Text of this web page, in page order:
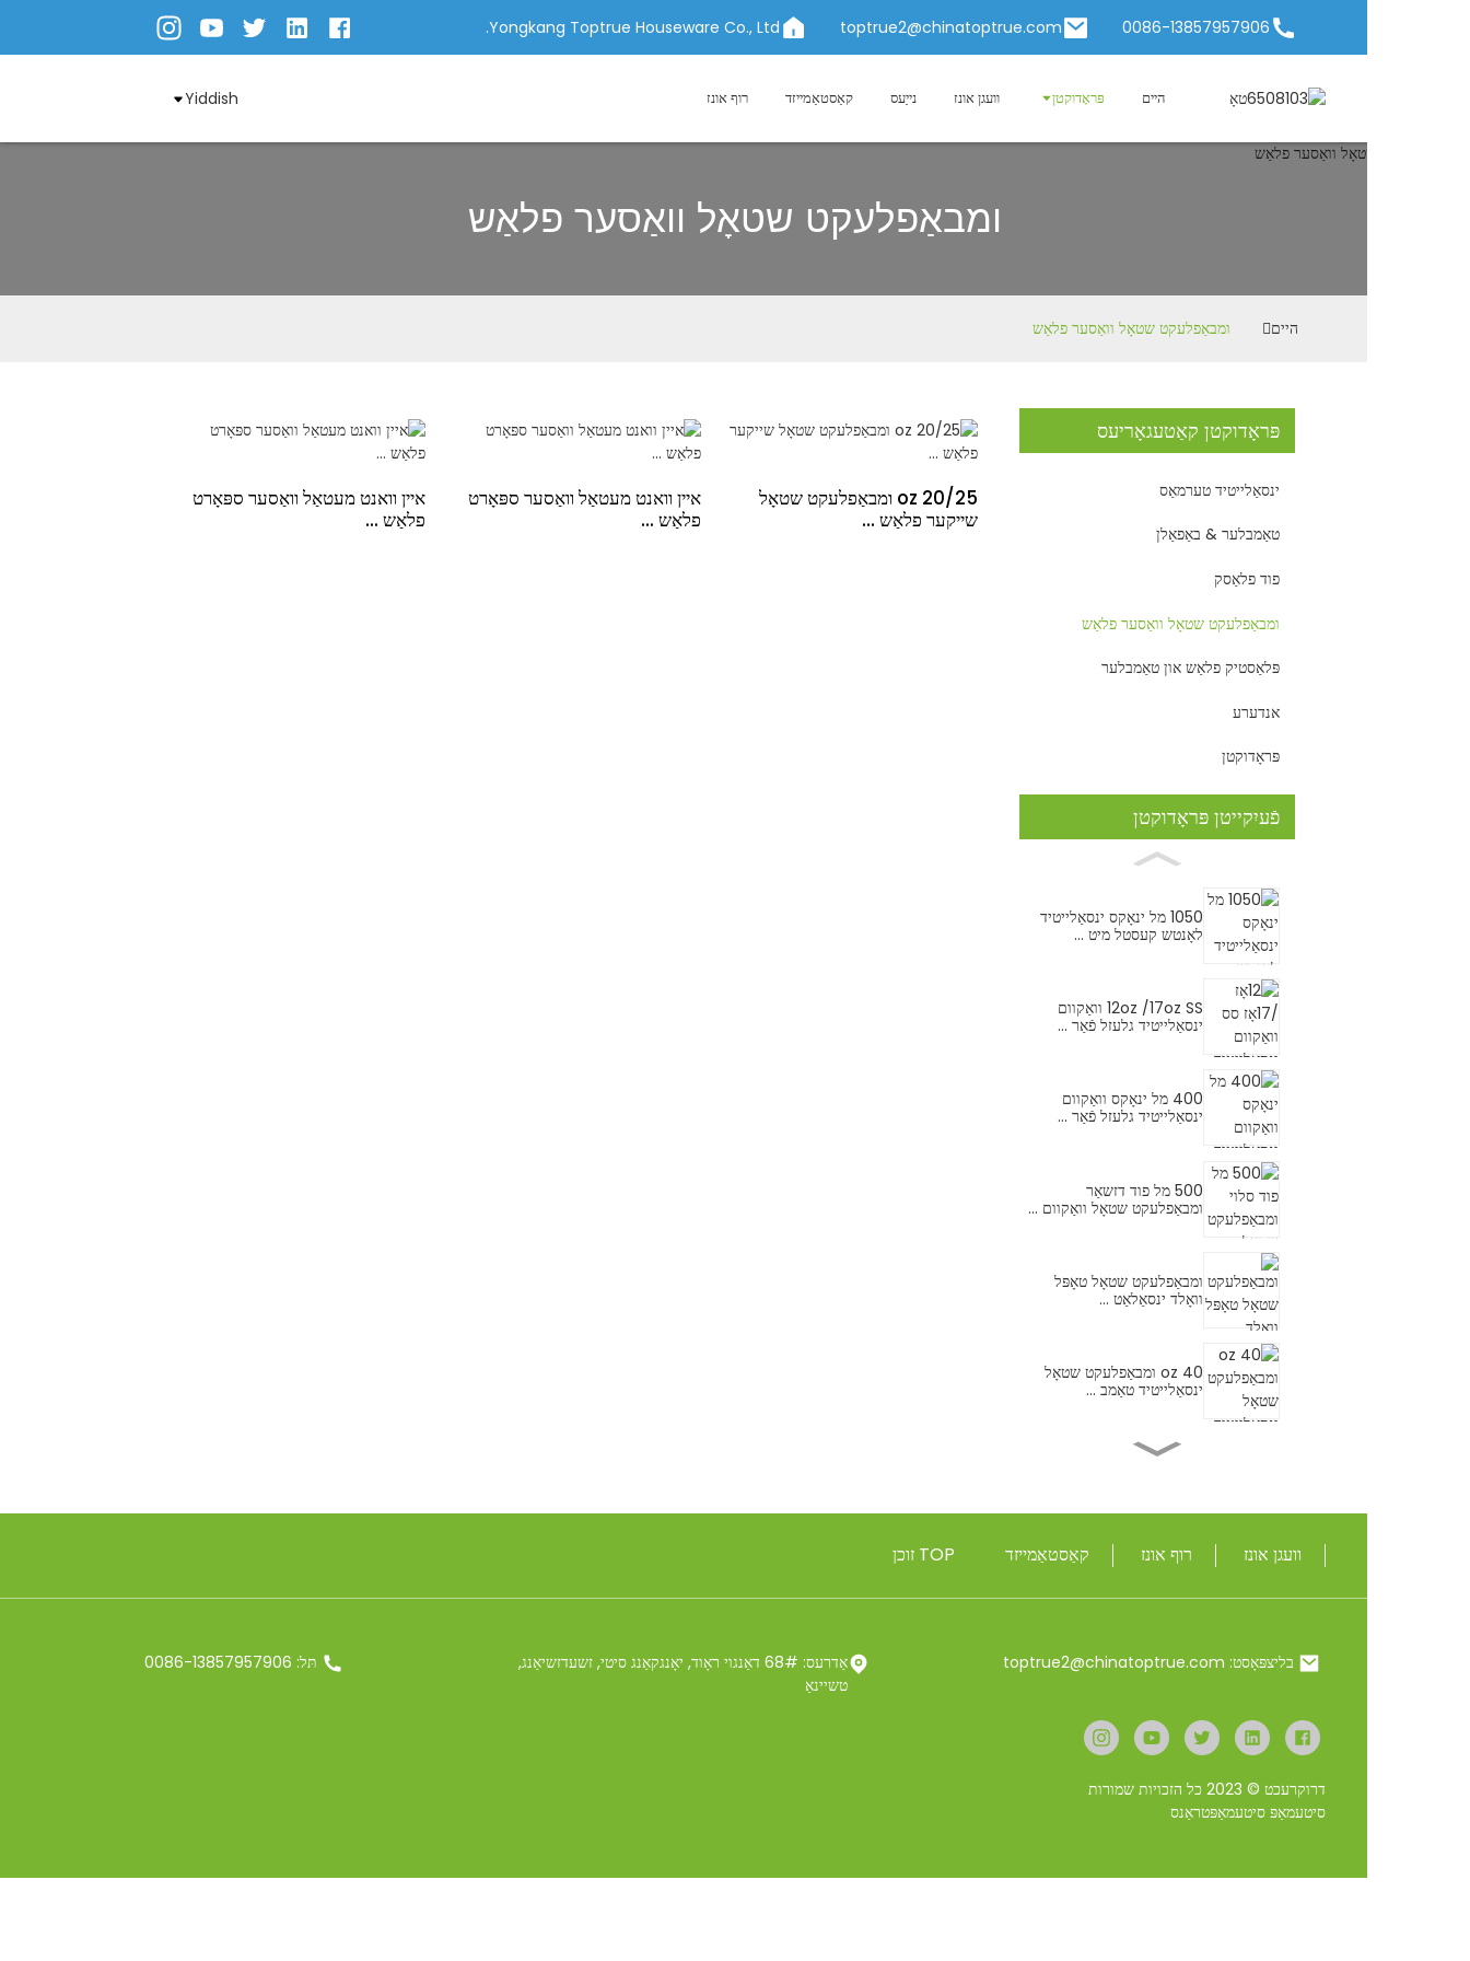
0086-13857957906
toptrue2@chinatoptrue.com
Yongkang Toptrue Houseware Co., Ltd.
היים פּראָדוקטן וועגן אונז נייַעס קאַסטאַמייזד רוף אונז
ומבאַפלעקט שטאָל וואַסער פלאַש
ומבאַפלעקט שטאָל וואַסער פלאַש
פּראָדוקטן קאַטעגאָריעס
ינסאַלייטיד טערמאַס
טאַמבלער & באַפאַלן
ומבאַפלעקט שטאָל וואַסער פלאַש
פּלאַסטיק פלאַש און טאַמבלער
פֿעיִקייטן פּראָדוקטן
1050 מל ינאָקס ינסאַלייטיד
לאָנטש קעסטל מיט ...
12oz /17oz SS וואַקוום
ינסאַלייטיד גלעזל פֿאַר ...
400 מל ינאָקס וואַקוום
ינסאַלייטיד גלעזל פֿאַר ...
500 מל פוד דזשאַר
ומבאַפלעקט שטאָל וואַקוום ...
ומבאַפלעקט שטאָל טאָפּל
וואָלד ינסאַלאַט ...
40 oz ומבאַפלעקט שטאָל
ינסאַלייטיד טאַמב ...
18/10 ומבאַפלעקט שטאָל
500 מל / 650 מל מעטאַל
ינסולאַטעד פוד פלאַס ...
שייקער פלאַש ...
24 אָז בלינג כאַנמייד
ריינסטאָונז ינסול ...
20/25 oz ומבאַפלעקט שטאָל
שייקער פלאַש ...
איין וואנט מעטאַל וואַסער ספּאָרט
איין וואנט מעטאַל וואַסער ספּאָרט
רוף אונז קאַסטאַמייזד TOP זוכן
אַדרעס: 68# דאַנגוי ראָוד, יאָנגקאַנג סיטי, זשעדזשיאַנג,
סיטעמאַפּטראַנס